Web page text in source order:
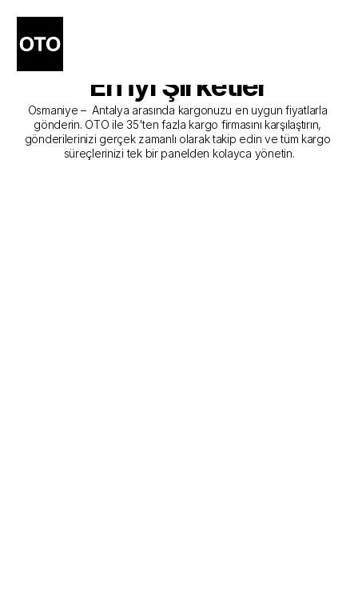
Osmaniye - Antalya Kargo
Gönderim Hizmeti Sunan
En İyi Şirketler
Osmaniye –  Antalya arasında kargonuzu en uygun fiyatlarla
gönderin. OTO ile 35'ten fazla kargo firmasını karşılaştırın,
gönderilerinizi gerçek zamanlı olarak takip edin ve tüm kargo
süreçlerinizi tek bir panelden kolayca yönetin.